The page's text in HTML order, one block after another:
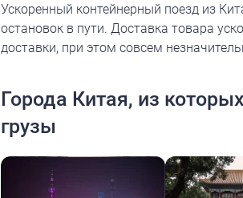
Ускоренный контейнерный поезд из
остановок в пути. Доставка товара
доставки, при этом совсем
Города Китая, из
грузы